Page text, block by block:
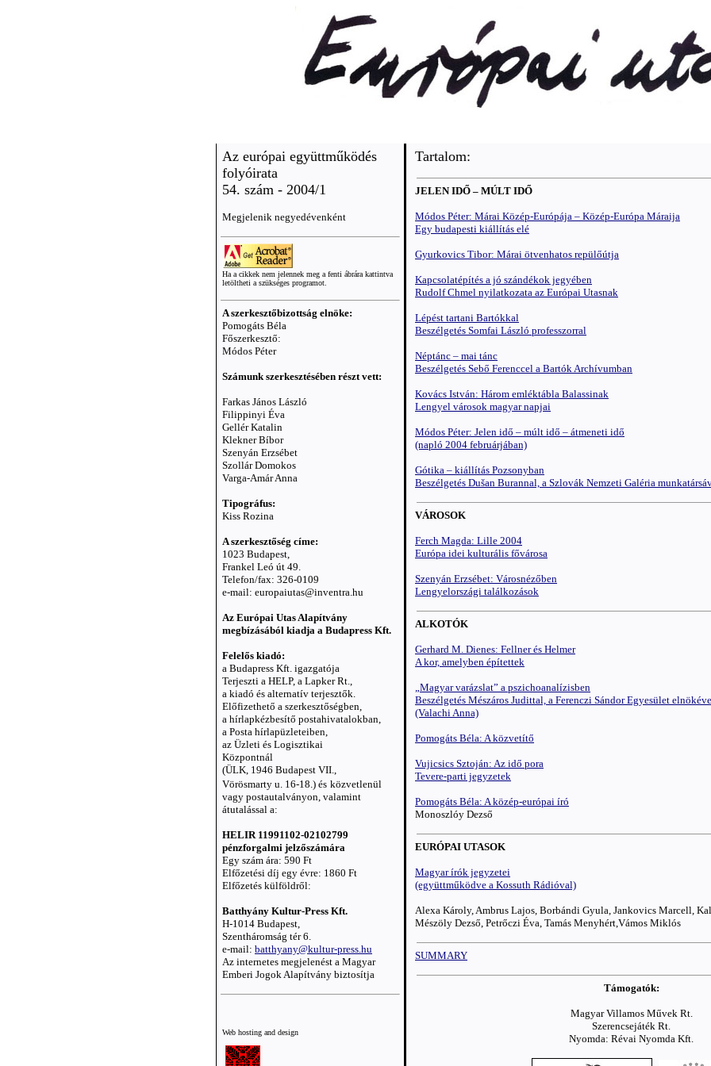
Az európai együttműködés
folyóirata
54. szám - 2004/1
Megjelenik negyedévenként
Ha a cikkek nem jelennek meg a fenti ábrára kattintva
letöltheti a szükséges programot.
A szerkesztőbizottság elnöke:
Pomogáts Béla
Főszerkesztő:
Módos Péter
Számunk szerkesztésében részt vett:
Farkas János László
Filippinyi Éva
Gellér Katalin
Klekner Bíbor
Szenyán Erzsébet
Szollár Domokos
Varga-Amár Anna
Tipográfus:
Kiss Rozina
A szerkesztőség címe:
1023 Budapest,
Frankel Leó út 49.
Telefon/fax: 326-0109
e-mail: europaiutas@inventra.hu
Az Európai Utas Alapítvány
megbízásából kiadja a Budapress Kft.
Felelős kiadó:
a Budapress Kft. igazgatója
Terjeszti a HELP, a Lapker Rt.,
a kiadó és alternatív terjesztők.
Előfizethető a szerkesztőségben,
a hírlapkézbesítő postahivatalokban,
a Posta hírlapüzleteiben,
az Üzleti és Logisztikai
Központnál
(ÜLK, 1946 Budapest VII.,
Vörösmarty u. 16-18.) és közvetlenül
vagy postautalványon, valamint
átutalással a:
HELIR 11991102-02102799
pénzforgalmi jelzőszámára
Egy szám ára: 590 Ft
Elfőzetési díj egy évre: 1860 Ft
Elfőzetés külföldről:
Batthyány Kultur-Press Kft.
H-1014 Budapest,
Szentháromság tér 6.
e-mail: batthyany@kultur-press.hu
Az internetes megjelenést a Magyar
Emberi Jogok Alapítvány biztosítja
Web hosting and design
Tartalom:
JELEN IDŐ – MÚLT IDŐ
Módos Péter: Márai Közép-Európája – Közép-Európa Máraija
Egy budapesti kiállítás elé
Gyurkovics Tibor: Márai ötvenhatos repülőútja
Kapcsolatépítés a jó szándékok jegyében
Rudolf Chmel nyilatkozata az Európai Utasnak
Lépést tartani Bartókkal
Beszélgetés Somfai László professzorral
Néptánc – mai tánc
Beszélgetés Sebő Ferenccel a Bartók Archívumban
Kovács István: Három emléktábla Balassinak
Lengyel városok magyar napjai
Módos Péter: Jelen idő – múlt idő – átmeneti idő
(napló 2004 februárjában)
Gótika – kiállítás Pozsonyban
Beszélgetés Dušan Burannal, a Szlovák Nemzeti Galéria
VÁROSOK
Ferch Magda: Lille 2004
Európa idei kulturális fővárosa
Szenyán Erzsébet: Városnézőben
Lengyelországi találkozások
ALKOTÓK
Gerhard M. Dienes: Fellner és Helmer
A kor, amelyben építettek
„Magyar varázslat” a pszichoanalízisben
Beszélgetés Mészáros Judittal, a Ferenczi Sándor Egyesület
(Valachi Anna)
Pomogáts Béla: A közvetítő
Vujicsics Sztoján: Az idő pora
Tevere-parti jegyzetek
Pomogáts Béla: A közép-európai író
Monoszlóy Dezső
EURÓPAI UTASOK
Magyar írók jegyzetei
(együttműködve a Kossuth Rádióval)
Alexa Károly, Ambrus Lajos, Borbándi Gyula, Jankovics Marcell,
Mészöly Dezső, Petrőczi Éva, Tamás Menyhért,Vámos Miklós
SUMMARY
Támogatók:
Magyar Villamos Művek Rt.
Szerencsejáték Rt.
Nyomda: Révai Nyomda Kft.